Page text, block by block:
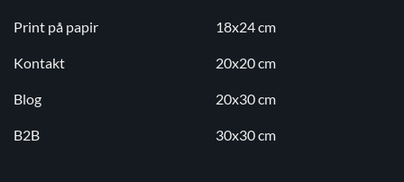
Print på papir
Kontakt
Blog
B2B
18x24 cm
20x20 cm
20x30 cm
30x30 cm